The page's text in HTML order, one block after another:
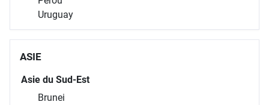
Uruguay
ASIE
Asie du Sud-Est
Brunei